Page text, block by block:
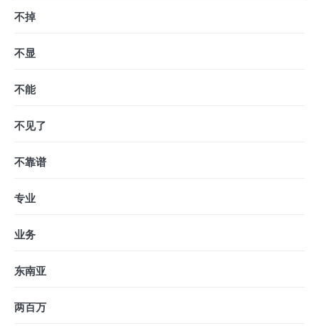
不掉
不显
不能
不见了
不靠谱
专业
业务
东南亚
两百万